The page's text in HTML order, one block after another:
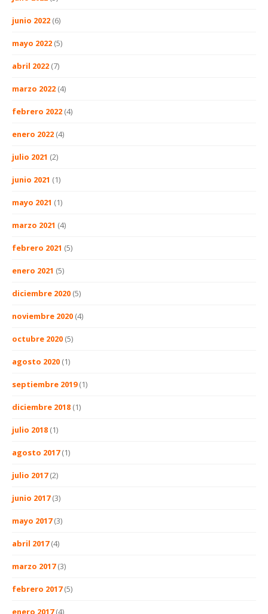
junio 2022 (6)
mayo 2022 (5)
abril 2022 (7)
marzo 2022 (4)
febrero 2022 (4)
enero 2022 (4)
julio 2021 (2)
junio 2021 (1)
mayo 2021 (1)
marzo 2021 (4)
febrero 2021 (5)
enero 2021 (5)
diciembre 2020 (5)
noviembre 2020 (4)
octubre 2020 (5)
agosto 2020 (1)
septiembre 2019(1)
diciembre 2018 (1)
julio 2018 (1)
agosto 2017(1)
julio 2017(2)
junio 2017(3)
mayo 2017(3)
abril 2017(4)
marzo 2017(3)
febrero 2017(5)
enero 2017(4)